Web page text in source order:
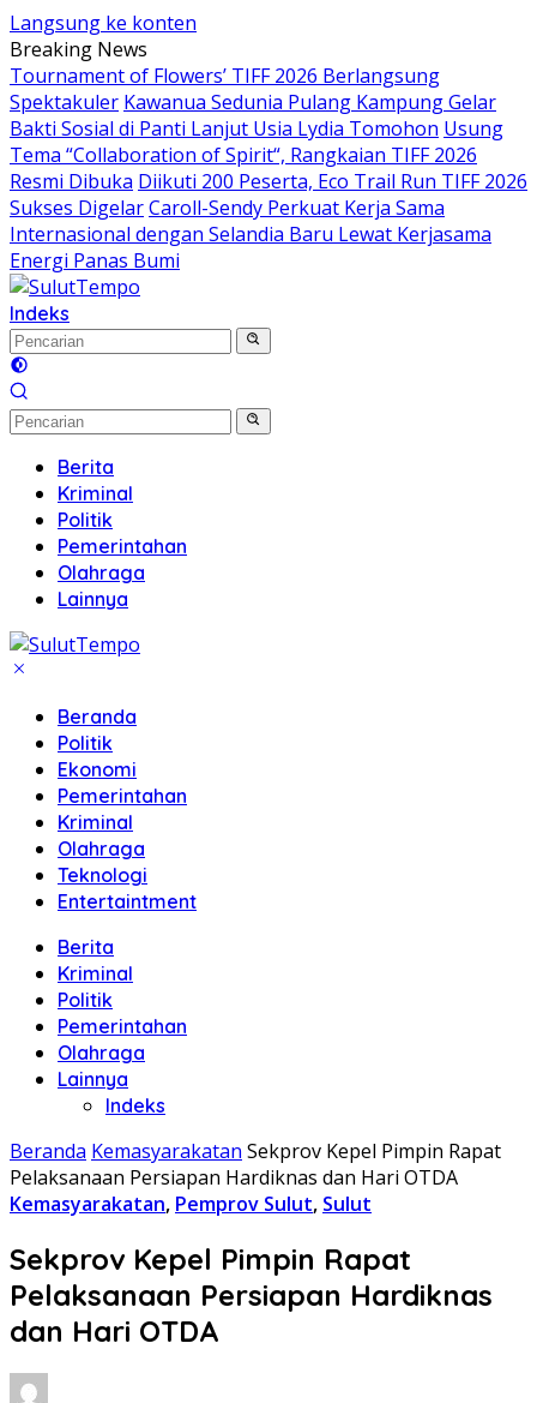
Langsung ke konten
Breaking News
Tournament of Flowers’ TIFF 2026 Berlangsung
Spektakuler Kawanua Sedunia Pulang Kampung Gelar
Bakti Sosial di Panti Lanjut Usia Lydia Tomohon Usung
Tema “Collaboration of Spirit“, Rangkaian TIFF 2026
Resmi Dibuka Diikuti 200 Peserta, Eco Trail Run TIFF 2026
Sukses DigelarCaroll-Sendy Perkuat Kerja Sama
Internasional dengan Selandia Baru Lewat Kerjasama
Energi Panas Bumi
Indeks
Berita
Kriminal
Politik
Pemerintahan
Olahraga
Lainnya
Beranda
Politik
Ekonomi
Pemerintahan
Kriminal
Olahraga
Teknologi
Entertaintment
Berita
Kriminal
Politik
Pemerintahan
Olahraga
Lainnya
Indeks
Beranda Kemasyarakatan Sekprov Kepel Pimpin Rapat
Pelaksanaan Persiapan Hardiknas dan Hari OTDA
Kemasyarakatan, Pemprov Sulut, Sulut
Sekprov Kepel Pimpin Rapat
Pelaksanaan Persiapan Hardiknas
dan Hari OTDA